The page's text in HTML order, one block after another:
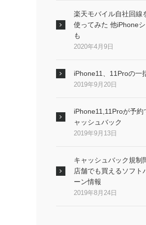
楽天モバイル自社回線
使ってみた 他iPhone
も
2020年4月9日
iPhone11、11Proの一
2019年9月20日
iPhone11,11Proが予約
ャッシュバック
2019年9月13日
キャッシュバック規制
店舗でも買えるソフト
ーン情報
2019年8月24日